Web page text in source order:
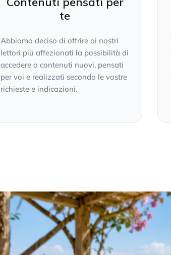
te
Abbiamo deciso di offrire ai nostri
lettori più affezionati la possibilità di
accedere a contenuti nuovi, pensati
per voi e realizzati secondo le vostre
richieste e indicazioni.